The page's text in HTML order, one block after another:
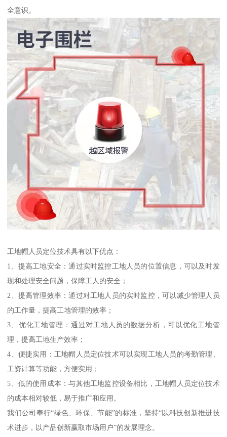
全意识。
工地帽人员定位技术具有以下优点：
1、提高工地安全：通过实时监控工地人员的位置信息，可以及时发
现和处理安全问题，保障工人的安全；
2、提高管理效率：通过对工地人员的实时监控，可以减少管理人员
的工作量，提高工地管理的效率；
3、优化工地管理：通过对工地人员的数据分析，可以优化工地管
理，提高工地生产效率；
4、便捷实用：工地帽人员定位技术可以实现工地人员的考勤管理、
工资计算等功能，方便实用；
5、低的使用成本：与其他工地监控设备相比，工地帽人员定位技术
的成本相对较低，易于推广和应用。
我们公司奉行“绿色、环保、节能”的标准，坚持“以科技创新推进技
术进步，以产品创新赢取市场用户”的发展理念。